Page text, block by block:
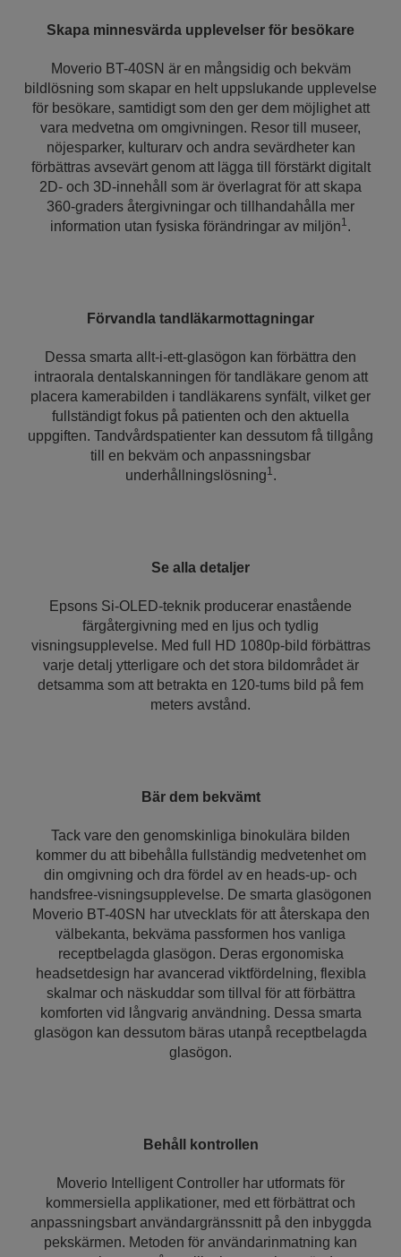
Skapa minnesvärda upplevelser för besökare
Moverio BT-40SN är en mångsidig och bekväm
bildlösning som skapar en helt uppslukande upplevelse
för besökare, samtidigt som den ger dem möjlighet att
vara medvetna om omgivningen. Resor till museer,
nöjesparker, kulturarv och andra sevärdheter kan
förbättras avsevärt genom att lägga till förstärkt digitalt
2D- och 3D-innehåll som är överlagrat för att skapa
360-graders återgivningar och tillhandahålla mer
information utan fysiska förändringar av miljön1.
Förvandla tandläkarmottagningar
Dessa smarta allt-i-ett-glasögon kan förbättra den
intraorala dentalskanningen för tandläkare genom att
placera kamerabilden i tandläkarens synfält, vilket ger
fullständigt fokus på patienten och den aktuella
uppgiften. Tandvårdspatienter kan dessutom få tillgång
till en bekväm och anpassningsbar
underhållningslösning1.
Se alla detaljer
Epsons Si-OLED-teknik producerar enastående
färgåtergivning med en ljus och tydlig
visningsupplevelse. Med full HD 1080p-bild förbättras
varje detalj ytterligare och det stora bildområdet är
detsamma som att betrakta en 120-tums bild på fem
meters avstånd.
Bär dem bekvämt
Tack vare den genomskinliga binokulära bilden
kommer du att bibehålla fullständig medvetenhet om
din omgivning och dra fördel av en heads-up- och
handsfree-visningsupplevelse. De smarta glasögonen
Moverio BT-40SN har utvecklats för att återskapa den
välbekanta, bekväma passformen hos vanliga
receptbelagda glasögon. Deras ergonomiska
headsetdesign har avancerad viktfördelning, flexibla
skalmar och näskuddar som tillval för att förbättra
komforten vid långvarig användning. Dessa smarta
glasögon kan dessutom bäras utanpå receptbelagda
glasögon.
Behåll kontrollen
Moverio Intelligent Controller har utformats för
kommersiella applikationer, med ett förbättrat och
anpassningsbart användargränssnitt på den inbyggda
pekskärmen. Metoden för användarinmatning kan